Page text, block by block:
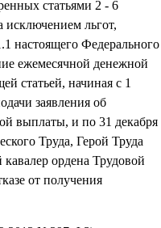
статьями 2 - 6
исключением льгот,
настоящего Федерального
ежемесячной денежной
статьей, начиная с 1
заявления об
выплаты, и по 31 декабря
Труда, Герой Труда
ордена Трудовой
от получения